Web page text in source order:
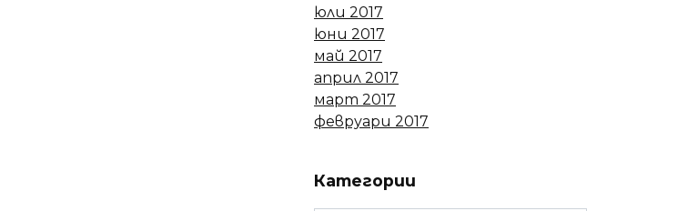
юли 2017
юни 2017
май 2017
април 2017
март 2017
февруари 2017
Категории